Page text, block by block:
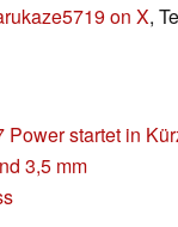
on X,
Power startet in
3,5 mm